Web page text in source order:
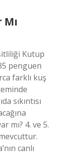
Kutup
penguen
farklı kuş
sıkıntısı
mı? 4. ve 5.
canlı